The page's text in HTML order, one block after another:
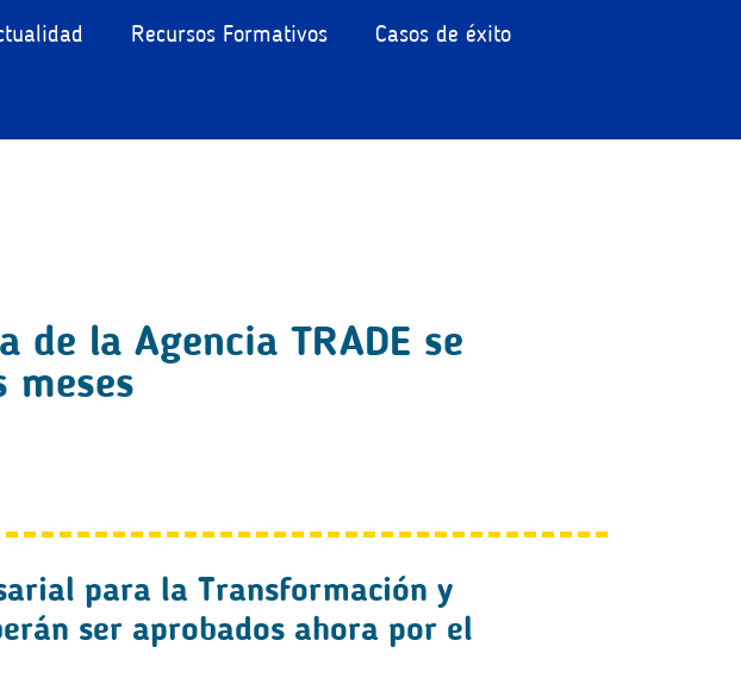
Recursos Formativos Casos de éxito
la Agencia TRADE se
meses
para la Transformación y
ser aprobados ahora por el